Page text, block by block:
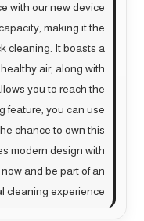
with our new device
making it the
cleaning. It boasts a
air, along with
you to reach the
feature, you can use
chance to own this
modern design with
and be part of an
cleaning experience!